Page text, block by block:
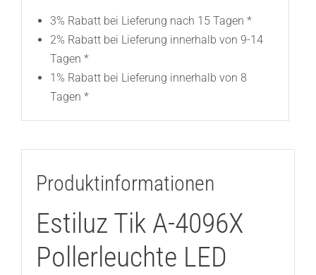
3% Rabatt bei Lieferung nach 15 Tagen *
2% Rabatt bei Lieferung innerhalb von 9-14
Tagen *
1% Rabatt bei Lieferung innerhalb von 8
Tagen *
Produktinformationen
Estiluz Tik A-4096X
Pollerleuchte LED